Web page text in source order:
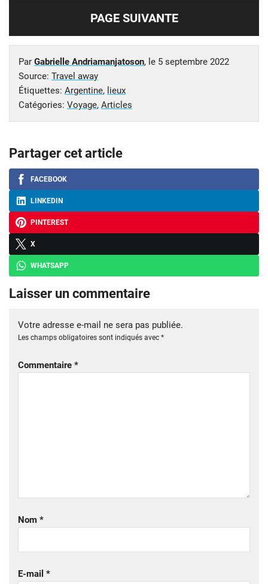
PAGE SUIVANTE
Par Gabrielle Andriamanjatoson, le 5 septembre 2022
Source: Travel away
Étiquettes: Argentine, lieux
Catégories: Voyage, Articles
Partager cet article
FACEBOOK
LINKEDIN
PINTEREST
X
WHATSAPP
Laisser un commentaire
Votre adresse e-mail ne sera pas publiée.
Les champs obligatoires sont indiqués avec *
Commentaire *
Nom *
E-mail *